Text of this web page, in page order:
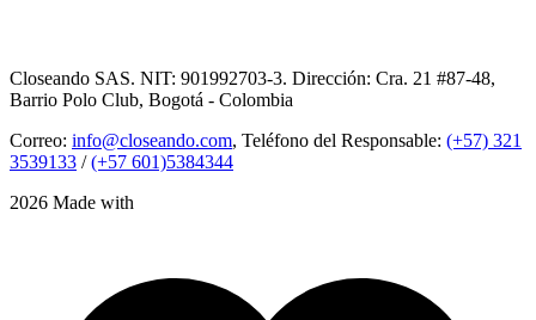
Closeando SAS. NIT: 901992703-3. Dirección: Cra. 21 #87-48,
Barrio Polo Club, Bogotá - Colombia
Correo: info@closeando.com, Teléfono del Responsable: (+57) 321
3539133 /(+57 601)5384344
2026 Made with